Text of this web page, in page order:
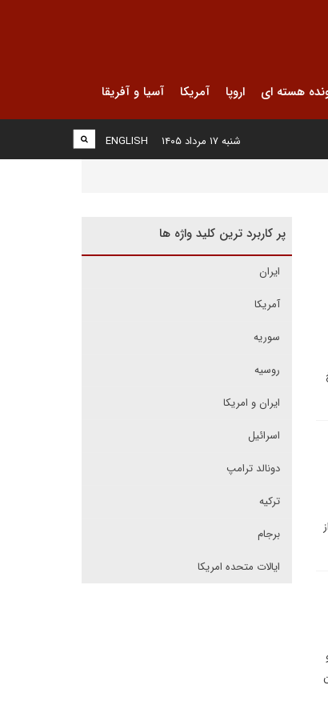
هسته ای اروپا آمریکا آسیا و آفریقا
ENGLISH شنبه ۱۷ مرداد ۱۴۰۵
پر کاربرد ترین کلید واژه ها
ایران
آمریکا
سوریه
روسیه
ایران و امریکا
اسرائیل
دونالد ترامپ
ترکیه
برجام
ایالات متحده امریکا